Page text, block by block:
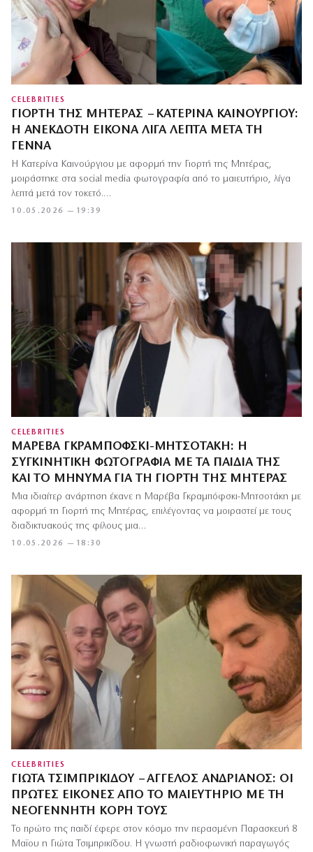
CELEBRITIES
ΓΙΟΡΤΉ ΤΗΣ ΜΗΤΈΡΑΣ – ΚΑΤΕΡΊΝΑ ΚΑΙΝΟΎΡΓΙΟΥ:
Η ΑΝΈΚΔΟΤΗ ΕΙΚΌΝΑ ΛΊΓΑ ΛΕΠΤΆ ΜΕΤΆ ΤΗ
ΓΈΝΝΑ
10.05.2026 — 19:39
Η Κατερίνα Καινούργιου με αφορμή την Γιορτή της Μητέρας,
μοιράστηκε στα social media φωτογραφία από το μαιευτήριο, λίγα
λεπτά μετά τον τοκετό.…
CELEBRITIES
ΜΑΡΈΒΑ ΓΚΡΑΜΠΌΦΣΚΙ-ΜΗΤΣΟΤΆΚΗ: Η
ΣΥΓΚΙΝΗΤΙΚΉ ΦΩΤΟΓΡΑΦΊΑ ΜΕ ΤΑ ΠΑΙΔΙΆ ΤΗΣ
ΚΑΙ ΤΟ ΜΉΝΥΜΑ ΓΙΑ ΤΗ ΓΙΟΡΤΉ ΤΗΣ ΜΗΤΈΡΑΣ
10.05.2026 — 18:30
Μια ιδιαίτερ ανάρτηση έκανε η Μαρέβα Γκραμπόφσκι-Μητσοτάκη με
αφορμή τη Γιορτή της Μητέρας, επιλέγοντας να μοιραστεί με τους
διαδικτυακούς της φίλους μια…
CELEBRITIES
ΓΙΏΤΑ ΤΣΙΜΠΡΙΚΊΔΟΥ – ΆΓΓΕΛΟΣ ΑΝΔΡΙΑΝΌΣ: ΟΙ
ΠΡΏΤΕΣ ΕΙΚΌΝΕΣ ΑΠΌ ΤΟ ΜΑΙΕΥΤΉΡΙΟ ΜΕ ΤΗ
ΝΕΟΓΈΝΝΗΤΗ ΚΌΡΗ ΤΟΥΣ
Το πρώτο της παιδί έφερε στον κόσμο την περασμένη Παρασκευή 8
Μαϊου η Γιώτα Τσιμπρικίδου. Η γνωστή ραδιοφωνική παραγωγός